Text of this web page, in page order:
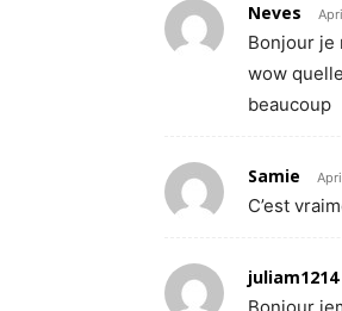
Neves
Bonjour je
wow
beaucoup
Samie
C’est
juliam1214